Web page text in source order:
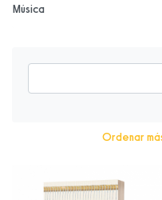
Música
Ordenar